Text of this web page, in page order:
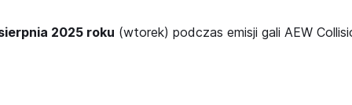
2025 roku (wtorek) podczas emisji gali AEW